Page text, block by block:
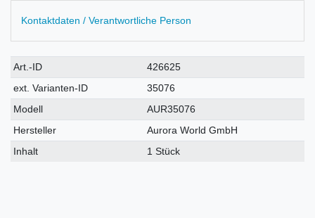
Kontaktdaten / Verantwortliche Person
Technisches
Merkmal
Wert
Art.-ID
426625
ext. Varianten-ID
35076
Modell
AUR35076
Hersteller
Aurora World GmbH
Inhalt
1 Stück